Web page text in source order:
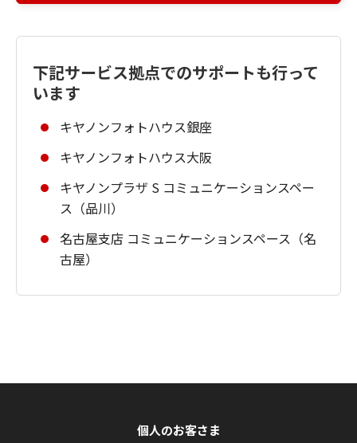
下記サービス拠点でのサポートも行って
います
キヤノンフォトハウス銀座
キヤノンフォトハウス大阪
キヤノンプラザ S コミュニケーションスペー
ス（品川）
名古屋支店 コミュニケーションスペース（名
古屋）
個人のお客さま